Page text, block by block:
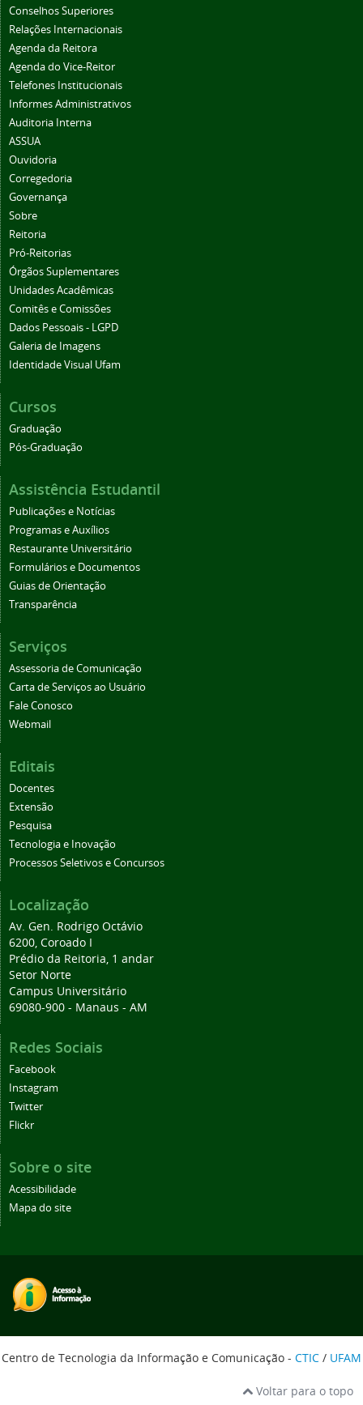
Conselhos Superiores
Relações Internacionais
Agenda da Reitora
Agenda do Vice-Reitor
Telefones Institucionais
Informes Administrativos
Auditoria Interna
ASSUA
Ouvidoria
Corregedoria
Governança
Sobre
Reitoria
Pró-Reitorias
Órgãos Suplementares
Unidades Acadêmicas
Comitês e Comissões
Dados Pessoais - LGPD
Galeria de Imagens
Identidade Visual Ufam
Cursos
Graduação
Pós-Graduação
Assistência Estudantil
Publicações e Notícias
Programas e Auxílios
Restaurante Universitário
Formulários e Documentos
Guias de Orientação
Transparência
Serviços
Assessoria de Comunicação
Carta de Serviços ao Usuário
Fale Conosco
Webmail
Editais
Docentes
Extensão
Pesquisa
Tecnologia e Inovação
Processos Seletivos e Concursos
Localização
Av. Gen. Rodrigo Octávio
6200, Coroado I
Prédio da Reitoria, 1 andar
Setor Norte
Campus Universitário
69080-900 - Manaus - AM
Redes Sociais
Facebook
Instagram
Twitter
Flickr
Sobre o site
Acessibilidade
Mapa do site
Centro de Tecnologia da Informação e Comunicação - CTIC / UFAM
Voltar para o topo